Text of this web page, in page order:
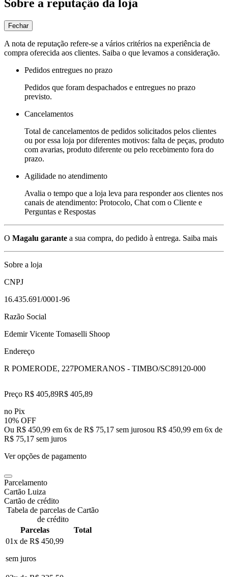
Sobre a reputação da loja
Fechar
A nota de reputação refere-se a vários critérios na experiência de
compra oferecida aos clientes. Saiba o que levamos a consideração.
Pedidos entregues no prazo
Pedidos que foram despachados e entregues no prazo
previsto.
Cancelamentos
Total de cancelamentos de pedidos solicitados pelos clientes
ou por essa loja por diferentes motivos: falta de peças, produto
com avarias, produto diferente ou pelo recebimento fora do
prazo.
Agilidade no atendimento
Avalia o tempo que a loja leva para responder aos clientes nos
canais de atendimento: Protocolo, Chat com o Cliente e
Perguntas e Respostas
O Magalu garante a sua compra, do pedido à entrega. Saiba mais
Sobre a loja
CNPJ
16.435.691/0001-96
Razão Social
Edemir Vicente Tomaselli Shoop
Endereço
R POMERODE, 227POMERANOS - TIMBO/SC89120-000
Preço R$ 405,89R$ 405,89
no Pix
10% OFF
Ou R$ 450,99 em 6x de R$ 75,17 sem jurosou R$ 450,99 em 6x de
R$ 75,17 sem juros
Ver opções de pagamento
Parcelamento
Cartão Luiza
Cartão de crédito
Tabela de parcelas de Cartão
de crédito
Parcelas
Total
01x de R$ 450,99
sem juros